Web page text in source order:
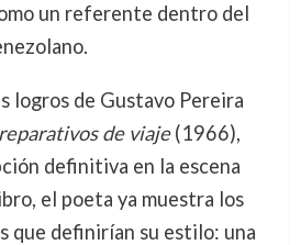
un referente dentro del
logros de Gustavo Pereira
de viaje(1966),
definitiva en la escena
el poeta ya muestra los
que definirían su estilo: una